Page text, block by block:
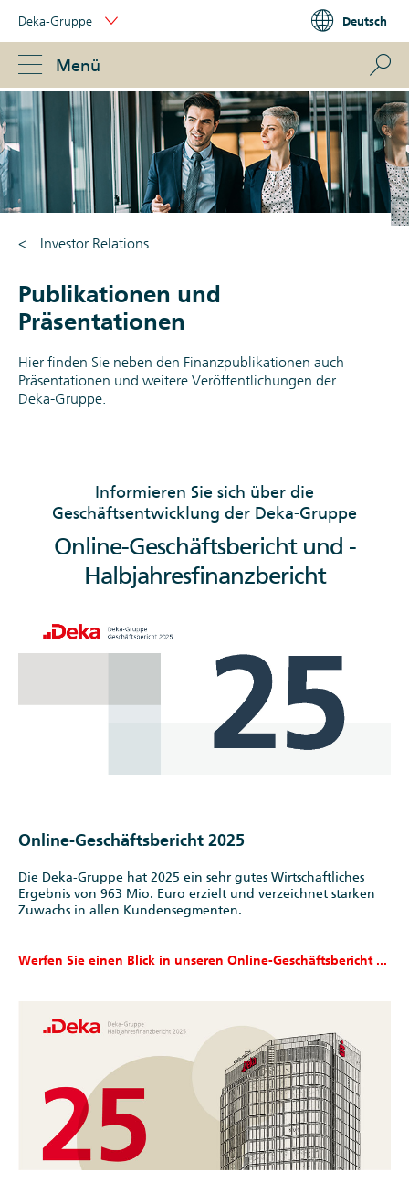
Links
Navigation
Präsentationen zur Geschäftsentwicklung
Finanzpublikationen
Archiv
Portal
Navigation
Deka-Gruppe Deutsch
Menü
Investor Relations
Publikationen und
Präsentationen
Hier finden Sie neben den Finanzpublikationen auch
Präsentationen und weitere Veröffentlichungen der
Deka-Gruppe.
Informieren Sie sich über die
Geschäftsentwicklung der Deka-Gruppe
Online-Geschäftsbericht und -
Halbjahresfinanzbericht
Online-Geschäftsbericht 2025
Die Deka-Gruppe hat 2025 ein sehr gutes Wirtschaftliches
Ergebnis von 963 Mio. Euro erzielt und verzeichnet starken
Zuwachs in allen Kundensegmenten.
Werfen Sie einen Blick in unseren Online-Geschäftsbericht ...